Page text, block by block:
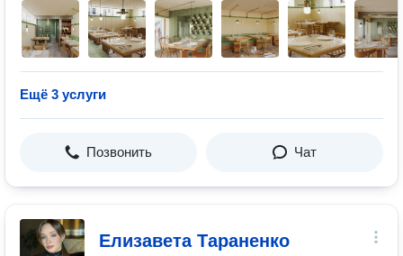
Ещё 3 услуги
Позвонить Чат
Елизавета Тараненко